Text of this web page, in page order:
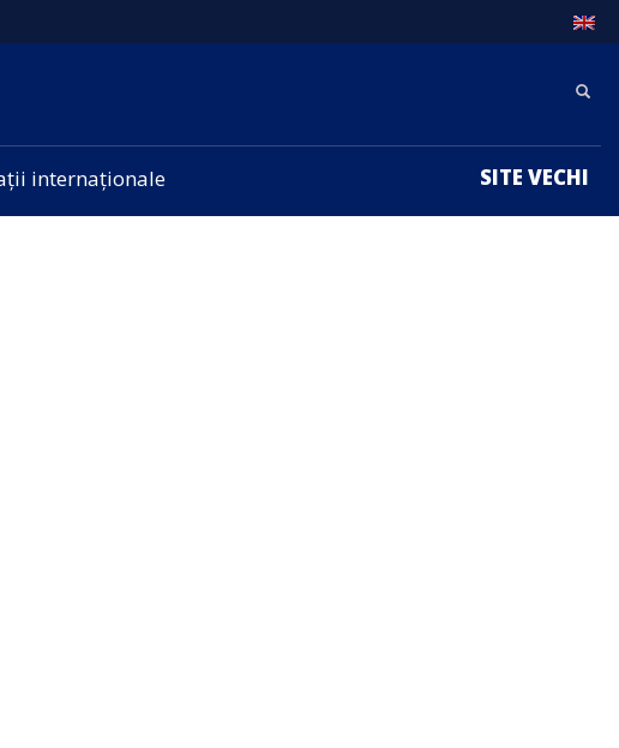
internaționale SITE VECHI